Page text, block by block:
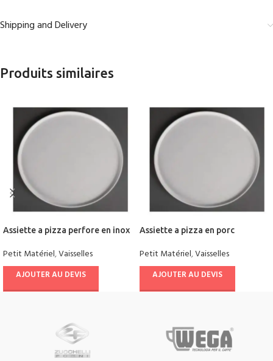
Shipping and Delivery
Produits similaires
Assiette a pizza perfore en inox
Petit Matériel,Vaisselles
AJOUTER AU DEVIS
Assiette a pizza en porc
Petit Matériel,Vaisselles
AJOUTER AU DEVIS